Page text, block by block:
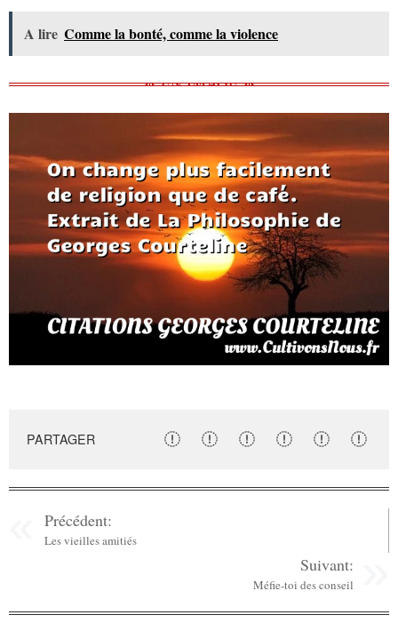
A lire Comme la bonté, comme la violence
PARTAGER
Précédent:
Les vieilles amitiés
Suivant:
Méfie-toi des conseil